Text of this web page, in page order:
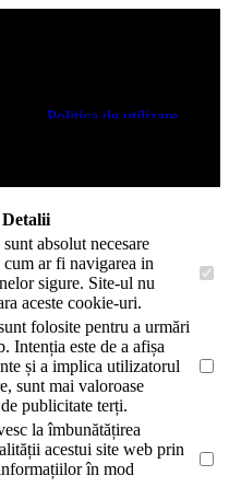
cu Politica de utilizare
Detalii
absolut necesare
ar fi navigarea in
sigure. Site-ul nu
aceste cookie-uri.
folosite pentru a urmări
Intenția este de a afișa
și a implica utilizatorul
sunt mai valoroase
publicitate terți.
la îmbunătățirea
acestui site web prin
în mod